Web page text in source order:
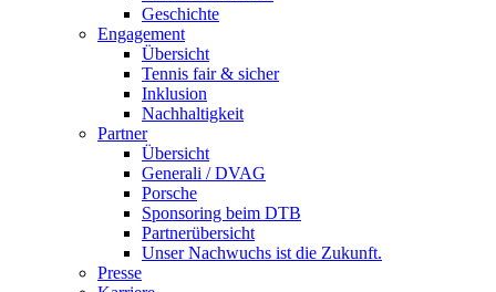
Geschichte
Engagement
Übersicht
Tennis fair & sicher
Inklusion
Nachhaltigkeit
Partner
Übersicht
Generali / DVAG
Porsche
Sponsoring beim DTB
Partnerübersicht
Unser Nachwuchs ist die Zukunft.
Presse